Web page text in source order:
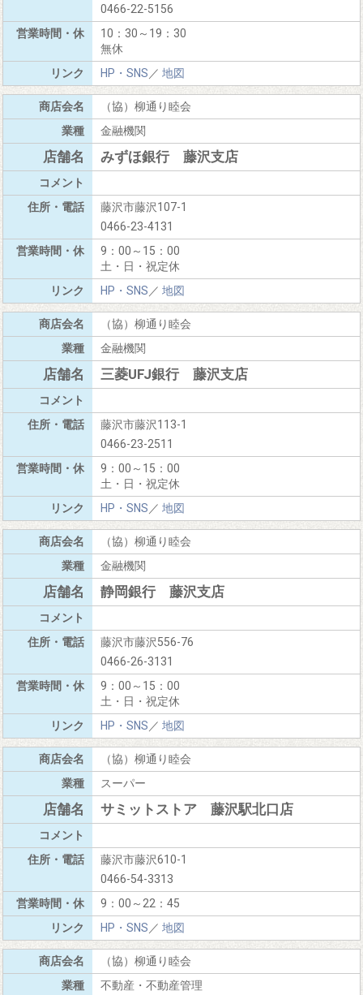
0466-22-5156
10：30～19：30
無休
HP・SNS／ 地図
（協）柳通り睦会
金融機関
みずほ銀行 藤沢支店
藤沢市藤沢107-1
0466-23-4131
9：00～15：00
土・日・祝定休
HP・SNS／ 地図
（協）柳通り睦会
金融機関
三菱UFJ銀行 藤沢支店
藤沢市藤沢113-1
0466-23-2511
9：00～15：00
土・日・祝定休
HP・SNS／ 地図
（協）柳通り睦会
金融機関
静岡銀行 藤沢支店
藤沢市藤沢556-76
0466-26-3131
9：00～15：00
土・日・祝定休
HP・SNS／ 地図
（協）柳通り睦会
スーパー
サミットストア 藤沢駅北口店
藤沢市藤沢610-1
0466-54-3313
9：00～22：45
HP・SNS／ 地図
（協）柳通り睦会
不動産・不動産管理